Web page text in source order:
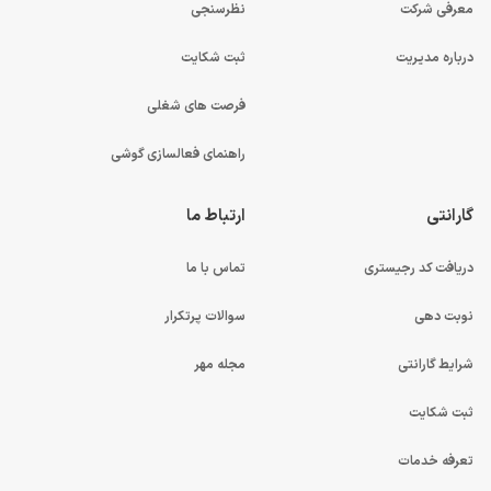
باتری 4 سلولی با توان 52.5 وات ساعت لپ تاپ گیمینگ
معرفی شرکت
درباره مدیریت
نظرسنجی
ثبت شکایت
فرصت های شغلی
راهنمای فعالسازی گوشی
گارانتی
دریافت کد رجیستری
نوبت دهی
شرایط گارانتی
ثبت شکایت
تعرفه خدمات
ارتباط ما
تماس با ما
سوالات پرتکرار
مجله مهر